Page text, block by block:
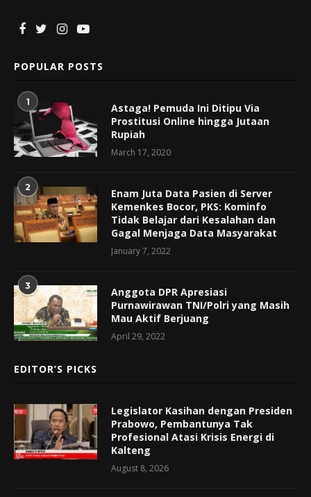
POPULAR POSTS
1
Astaga! Pemuda Ini Ditipu Via
Prostitusi Online hingga Jutaan
Rupiah
March 17, 2020
2
Enam Juta Data Pasien di Server
Kemenkes Bocor, PKS: Kominfo
Tidak Belajar dari Kesalahan dan
Gagal Menjaga Data Masyarakat
January 7, 2022
3
Anggota DPR Apresiasi
Purnawirawan TNI/Polri yang Masih
Mau Aktif Berjuang
April 29, 2022
EDITOR’S PICKS
Legislator Kasihan dengan Presiden
Prabowo, Pembantunya Tak
Profesional Atasi Krisis Energi di
Kalteng
August 8, 2026